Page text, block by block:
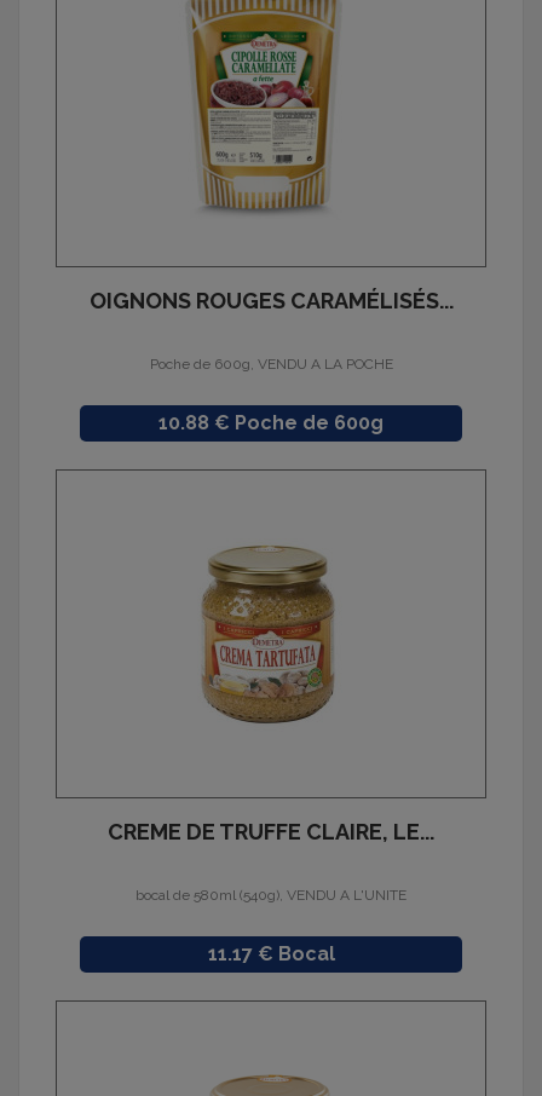
OIGNONS ROUGES CARAMÉLISÉS...
Poche de 600g, VENDU A LA POCHE
Prix
10.88 € Poche de 600g
CREME DE TRUFFE CLAIRE, LE...
bocal de 580ml (540g), VENDU A L'UNITE
Prix
11.17 € Bocal